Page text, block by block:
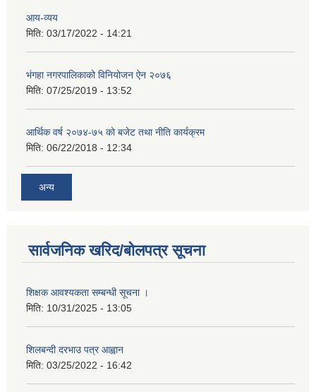
आय-व्यय
मिति: 03/17/2022 - 14:21
भंगहा नगरपालिकाको विनियोजन ऐन २०७६
मिति: 07/25/2019 - 13:52
आर्थिक वर्ष २०७४-७५ को बजेट तथा नीति कार्यक्रम
मिति: 06/22/2018 - 12:34
अन्य
सार्वजनिक खरिद/बोलपत्र सूचना
शिक्षक आवश्यकता सम्बन्धी सूचना ।
मिति: 10/31/2025 - 13:05
शिलबन्दी दरभाउ पत्र आह्वान
मिति: 03/25/2022 - 16:42